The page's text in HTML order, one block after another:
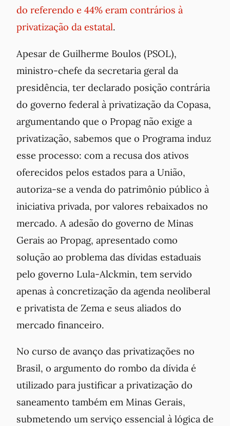
do referendo e 44% eram contrários à
privatização da estatal.
Apesar de Guilherme Boulos (PSOL),
ministro-chefe da secretaria geral da
presidência, ter declarado posição contrária
do governo federal à privatização da Copasa,
argumentando que o Propag não exige a
privatização, sabemos que o Programa induz
esse processo: com a recusa dos ativos
oferecidos pelos estados para a União,
autoriza-se a venda do patrimônio público à
iniciativa privada, por valores rebaixados no
mercado. A adesão do governo de Minas
Gerais ao Propag, apresentado como
solução ao problema das dívidas estaduais
pelo governo Lula-Alckmin, tem servido
apenas à concretização da agenda neoliberal
e privatista de Zema e seus aliados do
mercado financeiro.
No curso de avanço das privatizações no
Brasil, o argumento do rombo da dívida é
utilizado para justificar a privatização do
saneamento também em Minas Gerais,
submetendo um serviço essencial à lógica de